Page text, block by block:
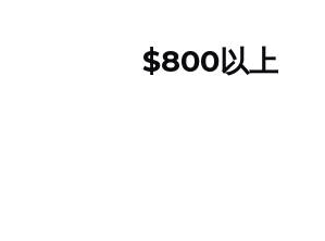
$800以上